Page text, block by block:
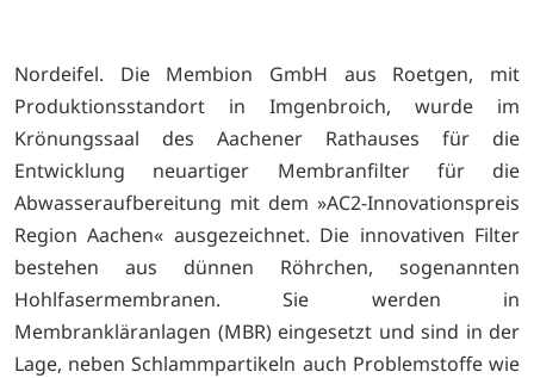
Nordeifel. Die Membion GmbH aus Roetgen, mit
Produktionsstandort in Imgenbroich, wurde im
Krönungssaal des Aachener Rathauses für die
Entwicklung neuartiger Membranfilter für die
Abwasseraufbereitung mit dem »AC2-Innovationspreis
Region Aachen« ausgezeichnet. Die innovativen Filter
bestehen aus dünnen Röhrchen, sogenannten
Hohlfasermembranen. Sie werden in
Membrankläranlagen (MBR) eingesetzt und sind in der
Lage, neben Schlammpartikeln auch Problemstoffe wie